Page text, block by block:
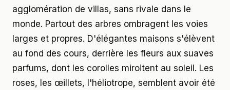
agglomération de villas, sans rivale dans le
monde. Partout des arbres ombragent les voies
larges et propres. D'élégantes maisons s'élèvent
au fond des cours, derrière les fleurs aux suaves
parfums, dont les corolles miroitent au soleil. Les
roses, les œillets, l'héliotrope, semblent avoir été